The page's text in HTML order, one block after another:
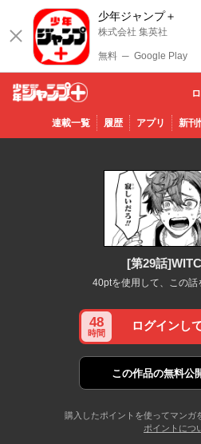
少年ジャンプ＋
株式会社 集英社
無料 ─ Google Play
少年ジ
ャンプ
連載一覧 履歴 アプリ 新刊
[第29話
40ptを使用して、この話
48
時間
ログインし
この作品の無料公
購入したポイントを使ってマンガ
ポイントにつ